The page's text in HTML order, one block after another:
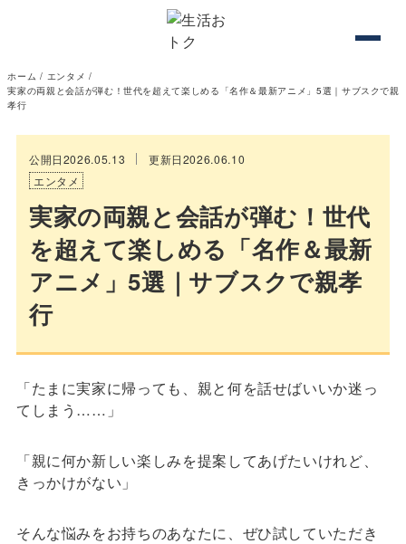
ホーム / エンタメ /
実家の両親と会話が弾む！世代を超えて楽しめる「名作＆最新アニメ」5選｜サブスクで親
孝行
公開日2026.05.13
更新日2026.06.10
エンタメ
実家の両親と会話が弾む！世代
を超えて楽しめる「名作＆最新
アニメ」5選｜サブスクで親孝
行
「たまに実家に帰っても、親と何を話せばいいか迷っ
てしまう……」
「親に何か新しい楽しみを提案してあげたいけれど、
きっかけがない」
そんな悩みをお持ちのあなたに、ぜひ試していただき